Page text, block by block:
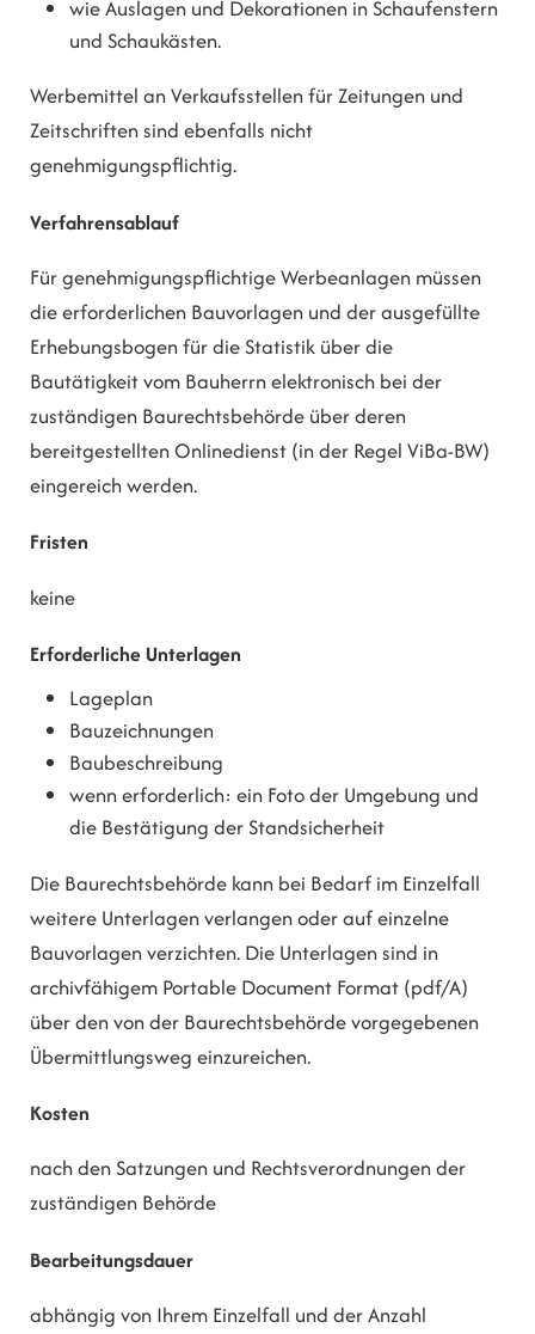
wie Auslagen und Dekorationen in Schaufenstern
und Schaukästen.
Werbemittel an Verkaufsstellen für Zeitungen und
Zeitschriften sind ebenfalls nicht
genehmigungspflichtig.
Verfahrensablauf
Für genehmigungspflichtige Werbeanlagen müssen
die erforderlichen Bauvorlagen und der ausgefüllte
Erhebungsbogen für die Statistik über die
Bautätigkeit vom Bauherrn elektronisch bei der
zuständigen Baurechtsbehörde über deren
bereitgestellten Onlinedienst (in der Regel ViBa-BW)
eingereich werden.
Fristen
keine
Erforderliche Unterlagen
Lageplan
Bauzeichnungen
Baubeschreibung
wenn erforderlich: ein Foto der Umgebung und
die Bestätigung der Standsicherheit
Die Baurechtsbehörde kann bei Bedarf im Einzelfall
weitere Unterlagen verlangen oder auf einzelne
Bauvorlagen verzichten. Die Unterlagen sind in
archivfähigem Portable Document Format (pdf/A)
über den von der Baurechtsbehörde vorgegebenen
Übermittlungsweg einzureichen.
Kosten
nach den Satzungen und Rechtsverordnungen der
zuständigen Behörde
Bearbeitungsdauer
abhängig von Ihrem Einzelfall und der Anzahl